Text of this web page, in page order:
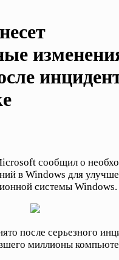
сообщил о
в Windows для
системы Windows.
после серьезного
миллионы